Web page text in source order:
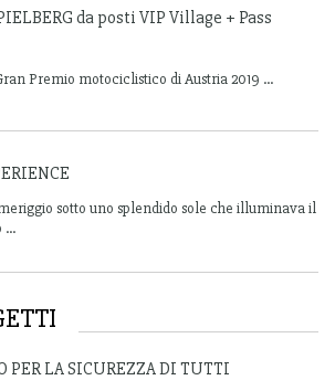
da posti VIP Village + Pass
Premio motociclistico di Austria 2019 ...
sotto uno splendido sole che illuminava il
...
PER LA SICUREZZA DI TUTTI